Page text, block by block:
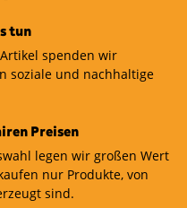
tun
spenden wir
soziale und nachhaltige
Preisen
legen wir großen Wert
nur Produkte, von
sind.